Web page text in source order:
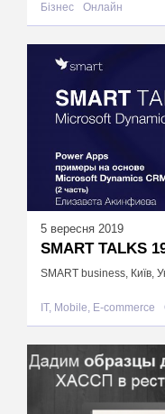
Бізнес Онлайн
5 вересня 2019
SMART TALKS
SMART business, Київ,
IT, Mobile, E-commerce